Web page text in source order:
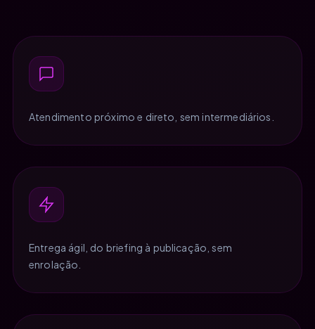
Atendimento próximo e direto, sem intermediários.
Entrega ágil, do briefing à publicação, sem
enrolação.